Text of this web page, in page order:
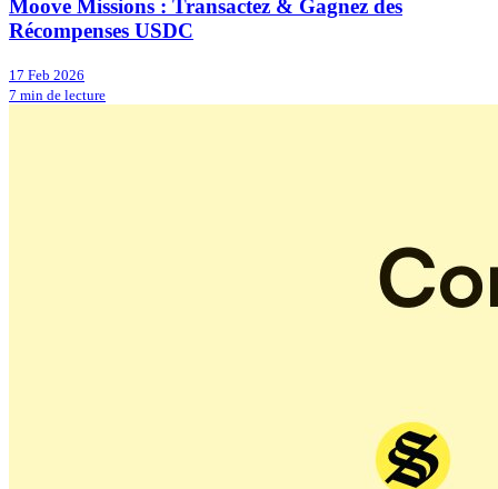
Moove Missions : Transactez & Gagnez des
Récompenses USDC
17 Feb 2026
7 min de lecture